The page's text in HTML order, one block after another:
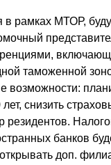
в рамках МТОР,
таможенной
возможности:
снизить
резидентов.
банков
доп.